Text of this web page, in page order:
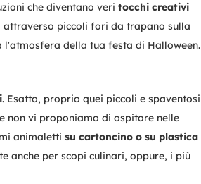
che diventano veri tocchi creativi
attraverso piccoli fori da trapano sulla
l'atmosfera della tua festa di Halloween.
. Esatto, proprio quei piccoli e spaventosi
non vi proponiamo di ospitare nelle
animaletti su cartoncino o su plastica
anche per scopi culinari, oppure, i più